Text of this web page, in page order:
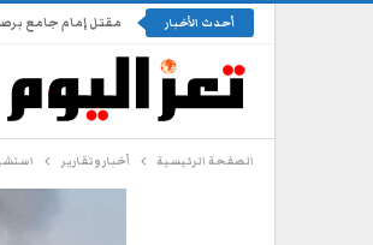
أحدث الأخبار مقتل إمام جامع
الصفحة الرئيسية أخبار وتقارير